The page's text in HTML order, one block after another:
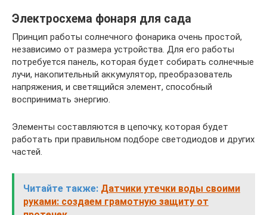
Электросхема фонаря для сада
Принцип работы солнечного фонарика очень простой,
независимо от размера устройства. Для его работы
потребуется панель, которая будет собирать солнечные
лучи, накопительный аккумулятор, преобразователь
напряжения, и светящийся элемент, способный
воспринимать энергию.
Элементы составляются в цепочку, которая будет
работать при правильном подборе светодиодов и других
частей.
Читайте также: Датчики утечки воды своими
руками: создаем грамотную защиту от